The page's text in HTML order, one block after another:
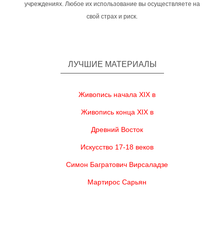
учреждениях. Любое их использование вы осуществляете на
свой страх и риск.
ЛУЧШИЕ МАТЕРИАЛЫ
Живопись начала XIX в
Живопись конца XIX в
Древний Восток
Искусство 17-18 веков
Симон Багратович Вирсаладзе
Мартирос Сарьян